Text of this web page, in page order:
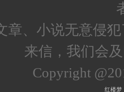
章、小说无意侵
来信，我们会
Copyright
红楼梦